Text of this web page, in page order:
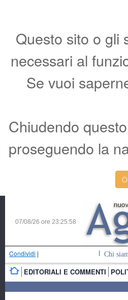
Questo sito o gli
necessari al
Se vuoi
Chiudendo
proseguendo la
07/08/26 ore 23:25:59
Condividi | Chi
EDITORIALI E COMMENTI